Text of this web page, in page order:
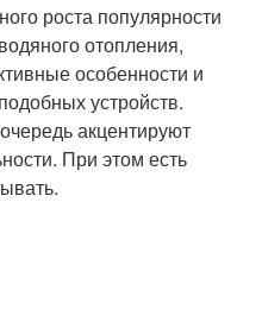
роста популярности
отопления,
особенности и
устройств.
акцентируют
При этом есть